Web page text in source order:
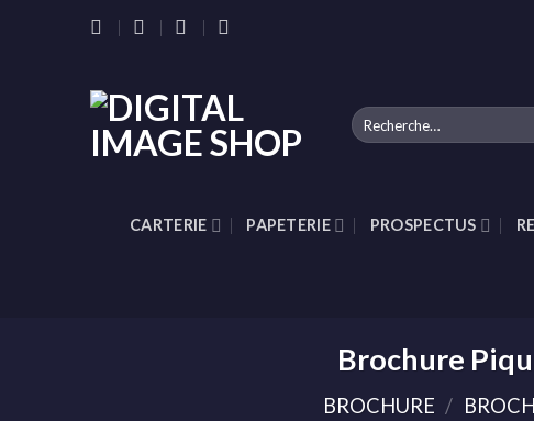
Recherche
pour :
CARTERIE PAPETERIE PROSPECTUS
Brochure
BROCHURE /